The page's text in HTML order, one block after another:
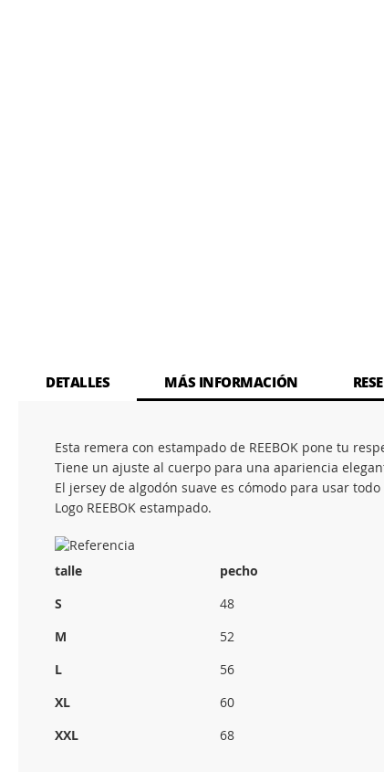
DETALLES
Esta remera con estampado de REEBOK pone tu
Tiene un ajuste al cuerpo para una apariencia
El jersey de algodón suave es cómodo para usar
Logo REEBOK estampado.
talle pecho
S
48
M
52
L
56
XL
60
XXL
68
MÁS INFORMACIÓN